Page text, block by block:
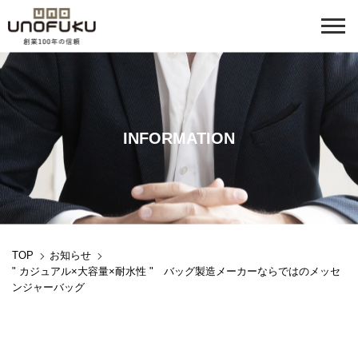
INFORMATION
TOP
お知らせ
" カジュアル×大容量×耐水性 " バッグ製造メーカーならではのメッセ
ンジャーバッグ